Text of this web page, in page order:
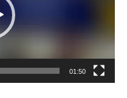
01:50